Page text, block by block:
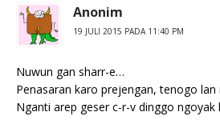
Anonim
19 JULI 2015 PADA 11:40 PM
Nuwun gan sharr-e…
Penasaran karo prejengan, tenogo
Nganti arep geser c-r-v dinggo